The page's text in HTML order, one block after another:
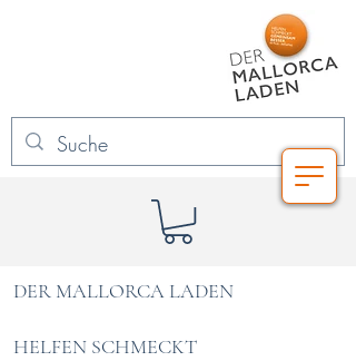
DER MALLORCA LADEN
HELFEN SCHMECKT